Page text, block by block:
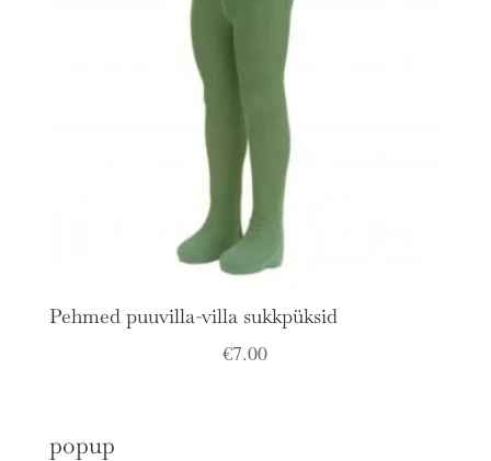
Pehmed puuvilla-villa sukkpüksid
€7.00
popup